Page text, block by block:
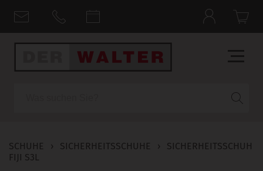
SCHUHE › SICHERHEITSSCHUHE ›
SICHERHEITSSCHUH
FIJI S3L